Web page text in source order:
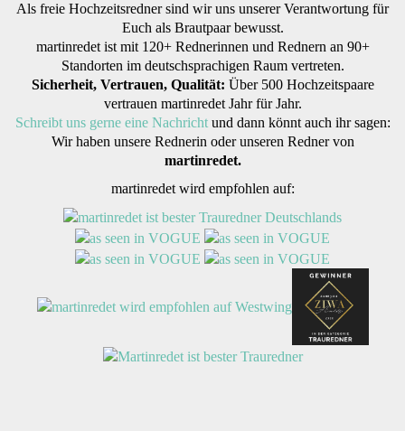
Als freie Hochzeitsredner sind wir uns unserer Verantwortung für
Euch als Brautpaar bewusst.
martinredet ist mit 120+ Rednerinnen und Rednern an 90+
Standorten im deutschsprachigen Raum vertreten.
Sicherheit, Vertrauen, Qualität: Über 500 Hochzeitspaare
vertrauen martinredet Jahr für Jahr.
Schreibt uns gerne eine Nachrichtund dann könnt auch ihr sagen:
Wir haben unsere Rednerin oder unseren Redner von
martinredet.
martinredet wird empfohlen auf: